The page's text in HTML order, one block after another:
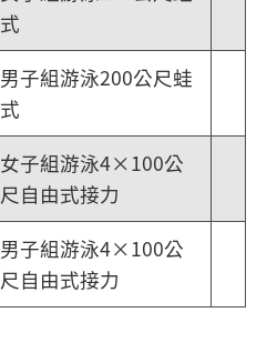
式
男子組游泳200公尺蛙
式
女子組游泳4×100公
尺自由式接力
男子組游泳4×100公
尺自由式接力